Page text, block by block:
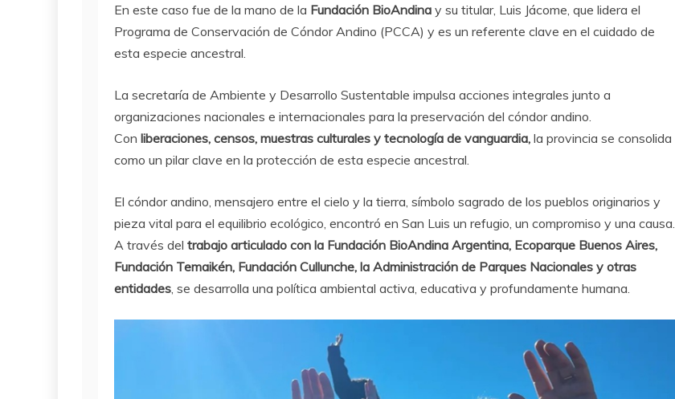
En este caso fue de la mano de la Fundación BioAndina y su titular, Luis Jácome, que lidera el
Programa de Conservación de Cóndor Andino (PCCA) y es un referente clave en el cuidado de
esta especie ancestral.
La secretaría de Ambiente y Desarrollo Sustentable impulsa acciones integrales junto a
organizaciones nacionales e internacionales para la preservación del cóndor andino.
Con liberaciones, censos, muestras culturales y tecnología de vanguardia, la provincia se consolida
como un pilar clave en la protección de esta especie ancestral.
El cóndor andino, mensajero entre el cielo y la tierra, símbolo sagrado de los pueblos originarios y
pieza vital para el equilibrio ecológico, encontró en San Luis un refugio, un compromiso y una causa.
A través del trabajo articulado con la Fundación BioAndina Argentina, Ecoparque Buenos Aires,
Fundación Temaikén, Fundación Cullunche, la Administración de Parques Nacionales y otras
entidades, se desarrolla una política ambiental activa, educativa y profundamente humana.